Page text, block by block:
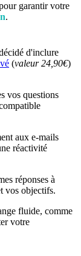
garantir votre
.
d'inclure
(valeur 24,90€)
vos questions
aux e-mails
réactivité
réponses à
vos objectifs.
fluide, comme
votre